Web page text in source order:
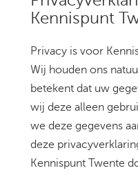
Kennispunt
Privacy is voor
Wij houden ons
betekent dat uw
wij deze alleen
we deze gegevens
deze
Kennispunt Twente